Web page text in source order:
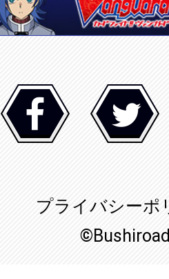
プライバシーポ